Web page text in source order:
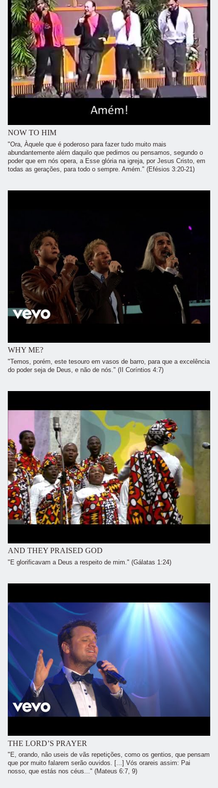
NOW TO HIM
"Ora, Àquele que é poderoso para fazer tudo muito mais
abundantemente além daquilo que pedimos ou pensamos, segundo o
poder que em nós opera, a Esse glória na igreja, por Jesus Cristo, em
todas as gerações, para todo o sempre. Amém." (Efésios 3:20-21)
WHY ME?
"Temos, porém, este tesouro em vasos de barro, para que a excelência
do poder seja de Deus, e não de nós." (II Coríntios 4:7)
AND THEY PRAISED GOD
"E glorificavam a Deus a respeito de mim." (Gálatas 1:24)
THE LORD’S PRAYER
"E, orando, não useis de vãs repetições, como os gentios, que pensam
que por muito falarem serão ouvidos. [...] Vós orareis assim: Pai
nosso, que estás nos céus..." (Mateus 6:7, 9)